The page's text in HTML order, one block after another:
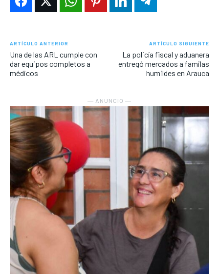
ARTÍCULO ANTERIOR
Una de las ARL cumple con
dar equipos completos a
médicos
ARTÍCULO SIGUIENTE
La policía fiscal y aduanera
entregó mercados a familas
humildes en Arauca
― ANUNCIO ―